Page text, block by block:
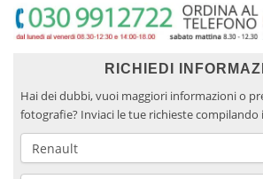
RICHIEDI
Hai dei dubbi, vuoi maggiori informazioni o
fotografie? Inviaci le tue richieste